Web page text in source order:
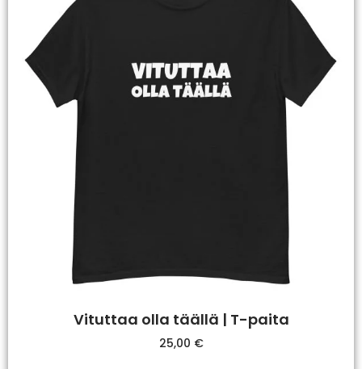
Vituttaa olla täällä | T-paita
25,00 €